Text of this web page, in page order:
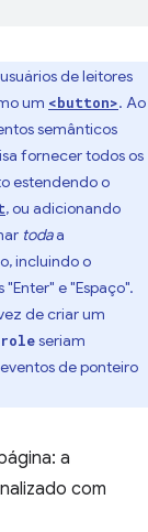
de leitores
um <button>. Ao
semânticos
fornecer todos os
estendendo o
, ou adicionando
todaa
incluindo o
e "Espaço".
de criar um
roleseriam
de ponteiro
a
com